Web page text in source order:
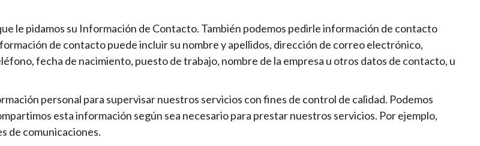
le pidamos su Información de Contacto. También podemos pedirle información de contacto
de contacto puede incluir su nombre y apellidos, dirección de correo electrónico,
fecha de nacimiento, puesto de trabajo, nombre de la empresa u otros datos de contacto, u
personal para supervisar nuestros servicios con fines de control de calidad. Podemos
esta información según sea necesario para prestar nuestros servicios. Por ejemplo,
de comunicaciones.